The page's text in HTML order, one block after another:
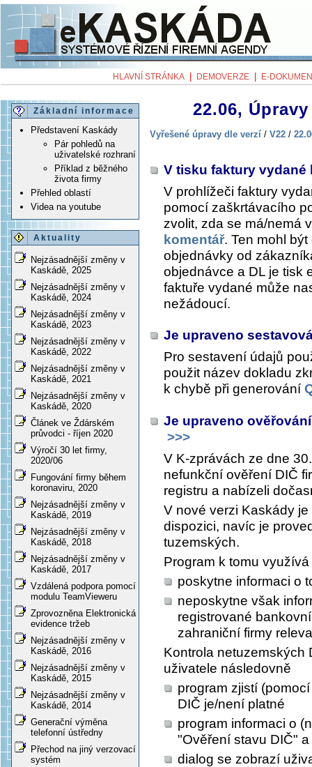
HLAVNÍ STRÁNKA DEMOVERZE E-
Základní informace
Představení Kaskády
Pár pohledů na
uživatelské rozhraní
Příklad z běžného
života firmy
Přehled oblastí
Videa na youtube
Aktuality
Nejzásadnější změny v
Kaskádě, 2025
Nejzásadnější změny v
Kaskádě, 2024
Nejzásadnější změny v
Kaskádě, 2023
Nejzásadnější změny v
Kaskádě, 2022
Nejzásadnější změny v
Kaskádě, 2021
Nejzásadnější změny v
Kaskádě, 2020
Článek ve Ždárském
průvodci - říjen 2020
Výročí 30 let firmy,
2020/06
Fungování firmy během
koronaviru, 2020
Nejzásadnější změny v
Kaskádě, 2019
Nejzásadnější změny v
Kaskádě, 2018
Nejzásadnější změny v
Kaskádě, 2017
Vzdálená podpora pomocí
modulu TeamVieweru
Zprovozněna Elektronická
evidence tržeb
Nejzásadnější změny v
Kaskádě, 2016
Nejzásadnější změny v
Kaskádě, 2015
Nejzásadnější změny v
Kaskádě, 2014
Generační výměna
telefonní ústředny
Přechod na jiný verzovací
systém
22.06,
Vyřešené úpravy dle verzí / V22 /
V tisku faktury
V prohlížeči faktury
pomocí zaškrtávacího
zvolit, zda se má/nemá
komentář. Ten mohl
objednávky od
objednávce a DL je tisk
faktuře vydané může
nežádoucí.
Je upraveno
Pro sestavení údajů
použit název dokladu
k chybě při generování
Je upraveno
>>>
V K-zprávách ze dne
nefunkční ověření DIČ
registru a nabízeli
V nové verzi Kaskády
dispozici, navíc je
tuzemských.
Program k tomu
poskytne informaci o
neposkytne však
registrované
zahraniční firmy
Kontrola netuzemských
uživatele následovně
program zjistí
DIČ je/není platné
program informaci o
"Ověření stavu DIČ"
dialog se zobrazí